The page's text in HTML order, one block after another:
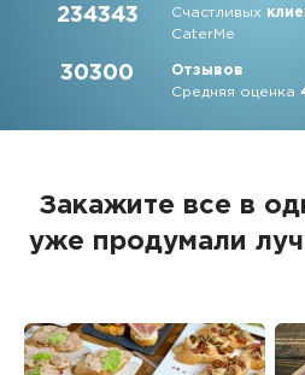
234343 Счастливых
CaterMe
30300
Отзывов
Средняя оценка
Закажите все в
уже продумали